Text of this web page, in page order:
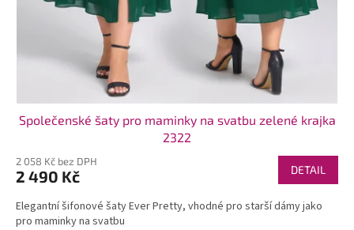
Společenské šaty pro maminky na svatbu zelené krajka
2322
2 058 Kč bez DPH
2 490 Kč DETAIL
Elegantní šifonové šaty Ever Pretty, vhodné pro starší dámy jako
pro maminky na svatbu